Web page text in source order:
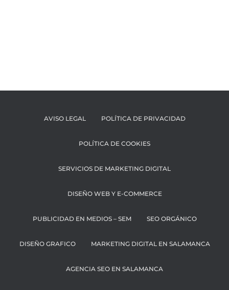
AVISO LEGAL POLÍTICA DE PRIVACIDAD
POLÍTICA DE COOKIES
SERVICIOS DE MARKETING DIGITAL
DISEÑO WEB Y E-COMMERCE
PUBLICIDAD EN MEDIOS – SEM SEO ORGÁNICO
DISEÑO GRAFICO MARKETING DIGITAL EN SALAMANCA
AGENCIA SEO EN SALAMANCA